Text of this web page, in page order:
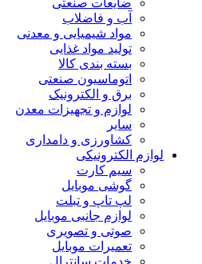
ضایعات صنعتی
آب و فاضلاب
مواد شیمیایی و معدنی
تولید مواد غذایی
بسته بندی کالا
اتوماسیون صنعتی
برق و الکترونیک
لوازم و تجهیزات معدن
سایر
کشاورزی و دامداری
لوازم الکترونیکی
سیم کارت
گوشی موبایل
لپ تاپ و تبلت
لوازم جانبی موبایل
صوتی و تصویری
تعمیرات موبایل